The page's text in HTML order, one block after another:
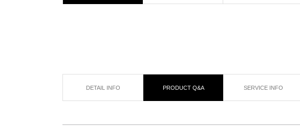
DETAIL INFO PRODUCT Q&A SERVICE INFO